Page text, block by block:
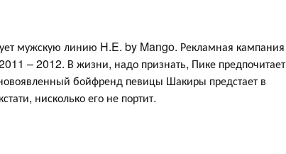
мужскую линию H.E. by Mango. Рекламная кампания
– 2012. В жизни, надо признать, Пике предпочитает
бойфренд певицы Шакиры предстает в
нисколько его не портит.